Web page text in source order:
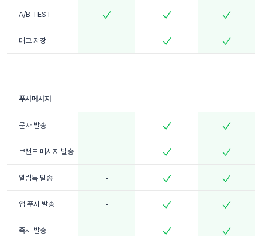
A/B TEST
태그 저장 -
문자 발송 -
브랜드 메시지 발송 -
알림톡 발송 -
앱 푸시 발송 -
즉시 발송 -